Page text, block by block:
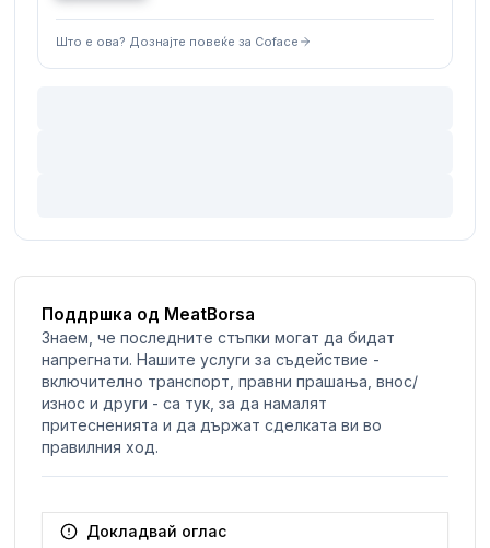
Што е ова? Дознајте повеќе за Coface
Поддршка од MeatBorsa
Знаем, че последните стъпки могат да бидат
напрегнати. Нашите услуги за съдействие -
включително транспорт, правни прашања, внос/
износ и други - са тук, за да намалят
притесненията и да държат сделката ви во
правилния ход.
Докладвай оглас